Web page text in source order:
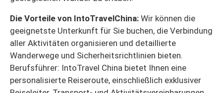
Die Vorteile von IntoTravelChina: Wir können die
geeignetste Unterkunft für Sie buchen, die Verbindung
aller Aktivitäten organisieren und detaillierte
Wanderwege und Sicherheitsrichtlinien bieten.
Berufsführer: IntoTravel China bietet Ihnen eine
personalisierte Reiseroute, einschließlich exklusiver